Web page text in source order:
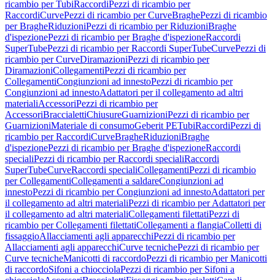
ricambio per TubiRaccordiPezzi di ricambio per
RaccordiCurvePezzi di ricambio per CurveBraghePezzi di ricambio
per BragheRiduzioniPezzi di ricambio per RiduzioniBraghe
d'ispezionePezzi di ricambio per Braghe d'ispezioneRaccordi
SuperTubePezzi di ricambio per Raccordi SuperTubeCurvePezzi di
ricambio per CurveDiramazioniPezzi di ricambio per
DiramazioniCollegamentiPezzi di ricambio per
CollegamentiCongiunzioni ad innestoPezzi di ricambio per
Congiunzioni ad innestoAdattatori per il collegamento ad altri
materialiAccessoriPezzi di ricambio per
AccessoriBraccialettiChiusureGuarnizioniPezzi di ricambio per
GuarnizioniMateriale di consumoGeberit PETubiRaccordiPezzi di
ricambio per RaccordiCurveBragheRiduzioniBraghe
d'ispezionePezzi di ricambio per Braghe d'ispezioneRaccordi
specialiPezzi di ricambio per Raccordi specialiRaccordi
SuperTubeCurveRaccordi specialiCollegamentiPezzi di ricambio
per CollegamentiCollegamenti a saldareCongiunzioni ad
innestoPezzi di ricambio per Congiunzioni ad innestoAdattatori per
il collegamento ad altri materialiPezzi di ricambio per Adattatori per
il collegamento ad altri materialiCollegamenti filettatiPezzi di
ricambio per Collegamenti filettatiCollegamenti a flangiaColletti di
fissaggioAllacciamenti agli apparecchiPezzi di ricambio per
Allacciamenti agli apparecchiCurve tecnichePezzi di ricambio per
Curve tecnicheManicotti di raccordoPezzi di ricambio per Manicotti
di raccordoSifoni a chiocciolaPezzi di ricambio per Sifoni a